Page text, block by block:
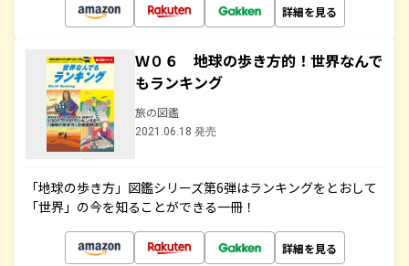
詳細を見る
Ｗ０６ 地球の歩き方的！世界なんで
もランキング
旅の図鑑
2021.06.18 発売
「地球の歩き方」図鑑シリーズ第6弾はランキングをとおして
「世界」の今を知ることができる一冊！
詳細を見る